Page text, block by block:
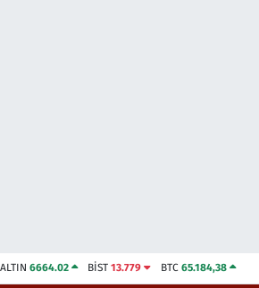
ALTIN 6664.02 BİST13.779 BTC 65.184,38